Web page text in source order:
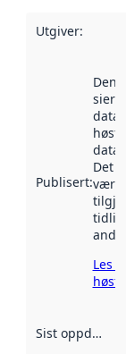
Utgiver:
Publisert:
sier
Det
vært
Les
Sist oppdatert